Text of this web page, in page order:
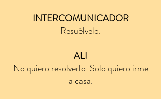
INTERCOMUNICADOR
Resuélvelo.
ALI
No quiero resolverlo. Solo quiero irme
a casa.